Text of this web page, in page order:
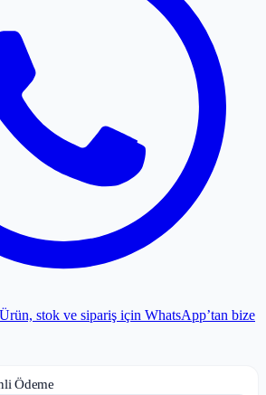
Ürün, stok ve sipariş için WhatsApp’tan bize
Ödeme